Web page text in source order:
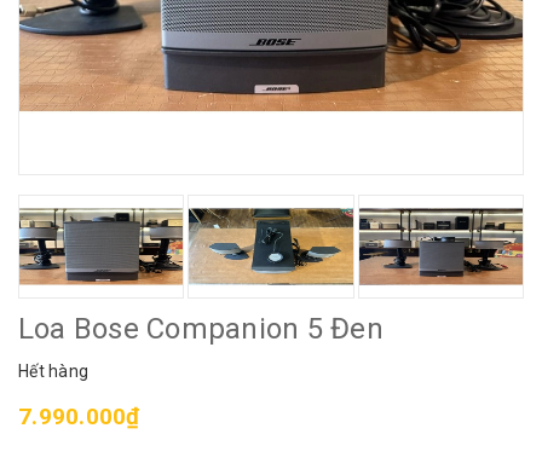
Loa Bose Companion 5 Đen
Hết hàng
7.990.000₫